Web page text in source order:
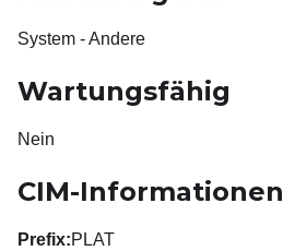
System - Andere
Wartungsfähig
Nein
CIM-Informationen
Prefix:PLAT